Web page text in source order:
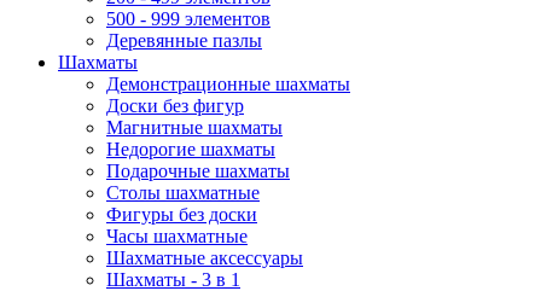
500 - 999 элементов
Деревянные пазлы
Шахматы
Демонстрационные шахматы
Доски без фигур
Магнитные шахматы
Недорогие шахматы
Подарочные шахматы
Столы шахматные
Фигуры без доски
Часы шахматные
Шахматные аксессуары
Шахматы - 3 в 1